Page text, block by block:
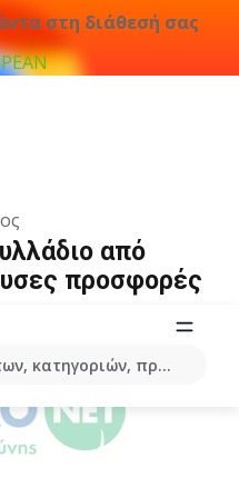
στη διάθεσή σας
κατηγοριών, προϊόντων...
από
προσφορές